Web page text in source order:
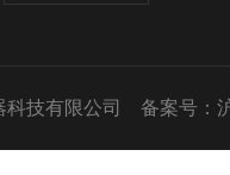
技有限公司 备案号：